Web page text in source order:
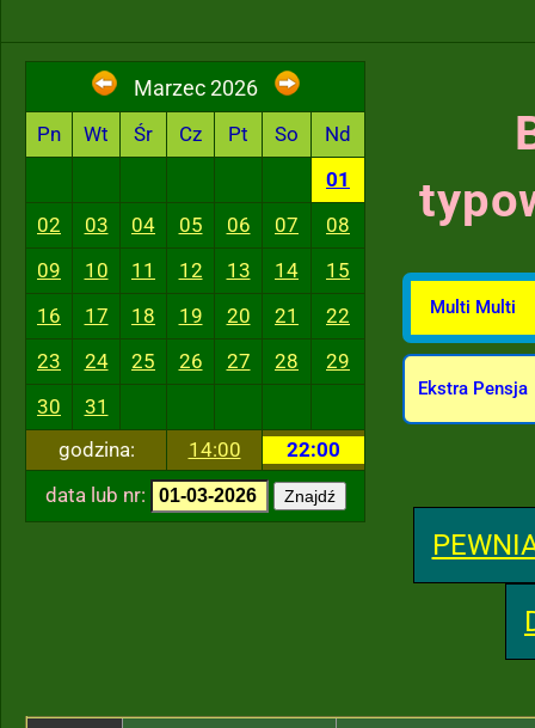
Marzec 2026
Pn Wt Śr Cz Pt So
Nd
01
02
03 04 05 06 07
08
09
10 11 12 13 14
15
16
17 18 19 20 21
22
23
24 25 26 27 28
29
30
31
godzina:
14:00
22:00
data lub nr:
Znajdź
Multi Multi
Ekstra Pensja